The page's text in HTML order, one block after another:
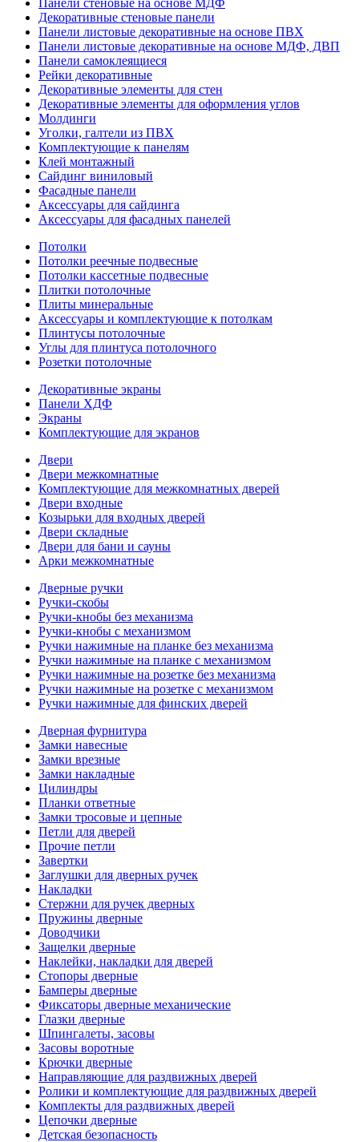
Панели стеновые на основе МДФ
Декоративные стеновые панели
Панели листовые декоративные на основе ПВХ
Панели листовые декоративные на основе МДФ, ДВП
Панели самоклеящиеся
Рейки декоративные
Декоративные элементы для стен
Декоративные элементы для оформления углов
Молдинги
Уголки, галтели из ПВХ
Комплектующие к панелям
Клей монтажный
Сайдинг виниловый
Фасадные панели
Аксессуары для сайдинга
Аксессуары для фасадных панелей
Потолки
Потолки реечные подвесные
Потолки кассетные подвесные
Плитки потолочные
Плиты минеральные
Аксессуары и комплектующие к потолкам
Плинтусы потолочные
Углы для плинтуса потолочного
Розетки потолочные
Декоративные экраны
Панели ХДФ
Экраны
Комплектующие для экранов
Двери
Двери межкомнатные
Комплектующие для межкомнатных дверей
Двери входные
Козырьки для входных дверей
Двери складные
Двери для бани и сауны
Арки межкомнатные
Дверные ручки
Ручки-скобы
Ручки-кнобы без механизма
Ручки-кнобы с механизмом
Ручки нажимные на планке без механизма
Ручки нажимные на планке с механизмом
Ручки нажимные на розетке без механизма
Ручки нажимные на розетке с механизмом
Ручки нажимные для финских дверей
Дверная фурнитура
Замки навесные
Замки врезные
Замки накладные
Цилиндры
Планки ответные
Замки тросовые и цепные
Петли для дверей
Прочие петли
Завертки
Заглушки для дверных ручек
Накладки
Стержни для ручек дверных
Пружины дверные
Доводчики
Защелки дверные
Наклейки, накладки для дверей
Стопоры дверные
Бамперы дверные
Фиксаторы дверные механические
Глазки дверные
Шпингалеты, засовы
Засовы воротные
Крючки дверные
Направляющие для раздвижных дверей
Ролики и комплектующие для раздвижных дверей
Комплекты для раздвижных дверей
Цепочки дверные
Детская безопасность